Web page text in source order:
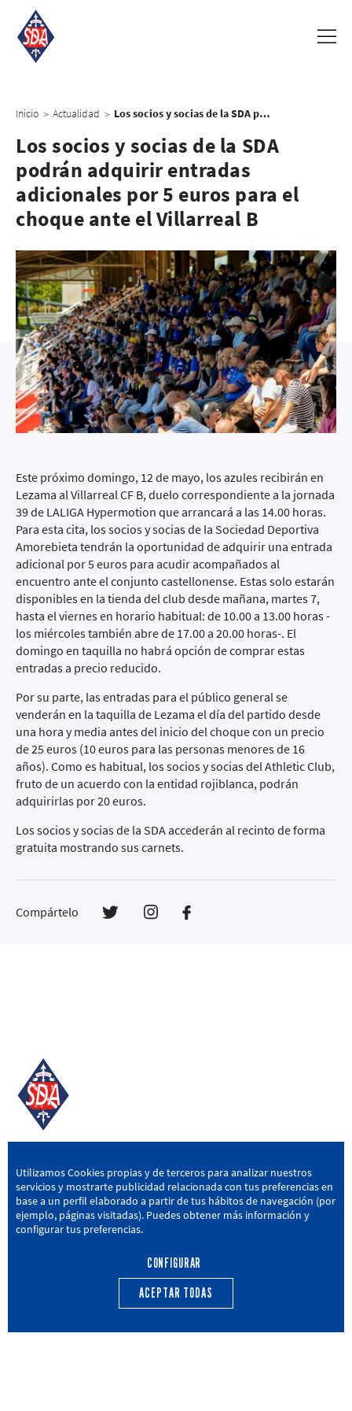
Inicio > Actualidad > Los socios y socias de la SDA podrán adquirir entradas adicionales por 5 euros para el choque ante el Villarreal B
Los socios y socias de la SDA
podrán adquirir entradas
adicionales por 5 euros para el
choque ante el Villarreal B
Este próximo domingo, 12 de mayo, los azules recibirán en
Lezama al Villarreal CF B, duelo correspondiente a la jornada
39 de LALIGA Hypermotion que arrancará a las 14.00 horas.
Para esta cita, los socios y socias de la Sociedad Deportiva
Amorebieta tendrán la oportunidad de adquirir una entrada
adicional por 5 euros para acudir acompañados al
encuentro ante el conjunto castellonense. Estas solo estarán
disponibles en la tienda del club desde mañana, martes 7,
hasta el viernes en horario habitual: de 10.00 a 13.00 horas -
los miércoles también abre de 17.00 a 20.00 horas-. El
domingo en taquilla no habrá opción de comprar estas
entradas a precio reducido.
Por su parte, las entradas para el público general se
venderán en la taquilla de Lezama el día del partido desde
una hora y media antes del inicio del choque con un precio
de 25 euros (10 euros para las personas menores de 16
años). Como es habitual, los socios y socias del Athletic Club,
fruto de un acuerdo con la entidad rojiblanca, podrán
adquirirlas por 20 euros.
Los socios y socias de la SDA accederán al recinto de forma
gratuita mostrando sus carnets.
Compártelo
SD AMOREBIETA
San Miguel Kalea, 16, 48340 Amorebieta, Bizkaia
946 604 751 | sda@sdamorebieta.eus
CANTERA ACTUALIDAD
Utilizamos Cookies propias y de terceros para analizar nuestros
servicios y mostrarte publicidad relacionada con tus preferencias en
base a un perfil elaborado a partir de tus hábitos de navegación (por
ejemplo, páginas visitadas). Puedes obtener más información y
configurar tus preferencias.
CONFIGURAR
ACEPTAR TODAS